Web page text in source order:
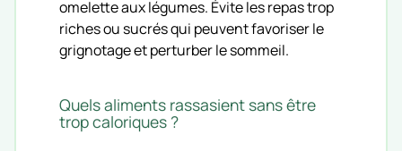
omelette aux légumes. Évite les repas trop
riches ou sucrés qui peuvent favoriser le
grignotage et perturber le sommeil.
Quels aliments rassasient sans être
trop caloriques ?